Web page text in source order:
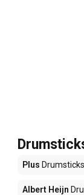
Plus Drumsticks
Albert Heijn